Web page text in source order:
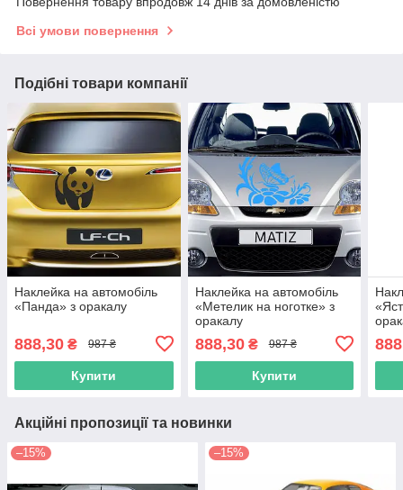
Всі умови повернення
Подібні товари компанії
Наклейка на автомобіль
«Панда» з оракалу
888,30 ₴ 987 ₴
Купити
Наклейка на автомобіль
«Метелик на ноготке» з
оракалу
888,30₴ 987 ₴
Купити
Акційні пропозиції та новинки
–15% –15%